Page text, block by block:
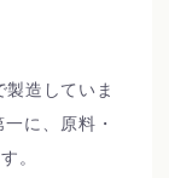
造していま
に、原料・
。